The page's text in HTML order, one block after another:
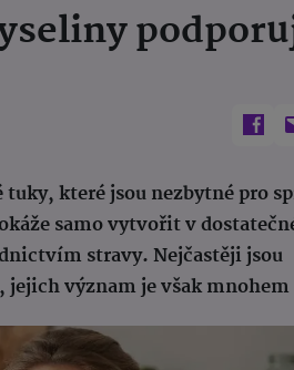
které jsou nezbytné pro
samo vytvořit v
stravy. Nejčastěji jsou
jejich význam je však